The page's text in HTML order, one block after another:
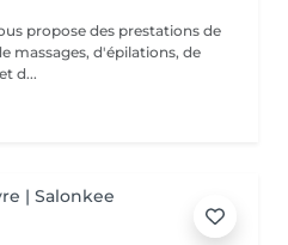
propose des prestations de
massages, d'épilations, de
d...